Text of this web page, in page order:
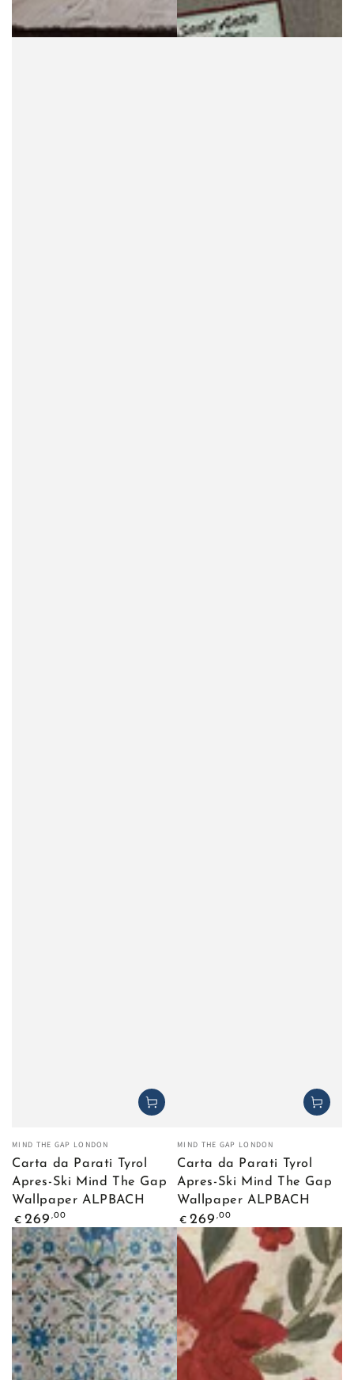
Venditore:
MIND THE GAP LONDON
Carta da Parati Tyrol
Apres-Ski Mind The Gap
Wallpaper ALPBACH
Prezzo
regolare
€ 269 ,00
Venditore:
MIND THE GAP LONDON
Carta da Parati Tyrol
Apres-Ski Mind The Gap
Wallpaper ALPBACH
Prezzo
regolare
€ 269 ,00